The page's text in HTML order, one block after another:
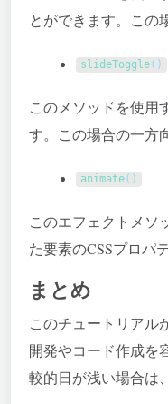
とができます。この
slideToggle( )
このメソッドを使用
す。この場合の一方
animate( )
このエフェクトメソ
た要素のCSSプロパ
まとめ
このチュートリアル
開発やコード作成を
較的日が浅い場合は